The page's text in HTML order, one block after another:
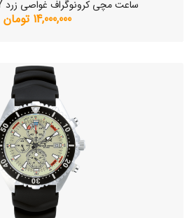
ساعت مچی کرونوگراف غواصی زرد CB-C200-Y-SBY
14,000,000 تومان